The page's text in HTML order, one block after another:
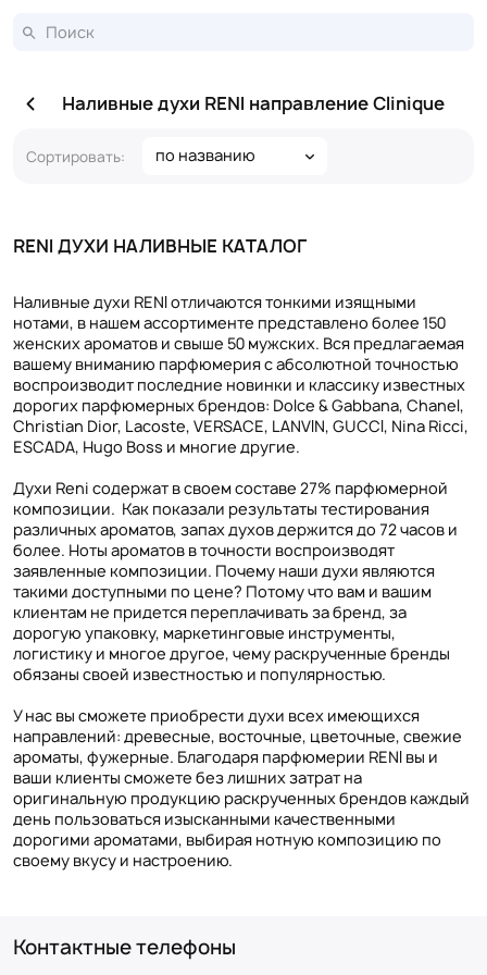
Наливные духи RENI направление Clinique
Сортировать: по названию
RENI ДУХИ НАЛИВНЫЕ КАТАЛОГ
Наливные духи RENI отличаются тонкими изящными
нотами, в нашем ассортименте представлено более 150
женских ароматов и свыше 50 мужских. Вся предлагаемая
вашему вниманию парфюмерия с абсолютной точностью
воспроизводит последние новинки и классику известных
дорогих парфюмерных брендов: Dolce & Gabbana, Chanel,
Christian Dior, Lacoste, VERSACE, LANVIN, GUCCI, Nina Ricci,
ESCADA, Hugo Boss и многие другие.
Духи Reni содержат в своем составе 27% парфюмерной
композиции. Как показали результаты тестирования
различных ароматов, запах духов держится до 72 часов и
более. Ноты ароматов в точности воспроизводят
заявленные композиции. Почему наши духи являются
такими доступными по цене? Потому что вам и вашим
клиентам не придется переплачивать за бренд, за
дорогую упаковку, маркетинговые инструменты,
логистику и многое другое, чему раскрученные бренды
обязаны своей известностью и популярностью.
У нас вы сможете приобрести духи всех имеющихся
направлений: древесные, восточные, цветочные, свежие
ароматы, фужерные. Благодаря парфюмерии RENI вы и
ваши клиенты сможете без лишних затрат на
оригинальную продукцию раскрученных брендов каждый
день пользоваться изысканными качественными
дорогими ароматами, выбирая нотную композицию по
своему вкусу и настроению.
Контактные телефоны